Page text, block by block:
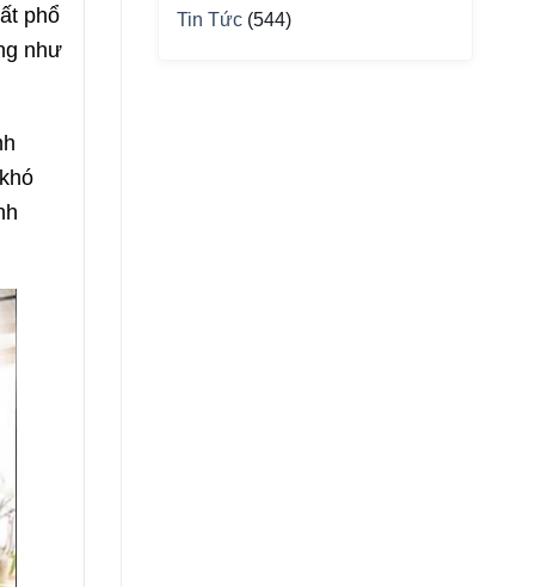
phổ
như
Tin Tức (544)